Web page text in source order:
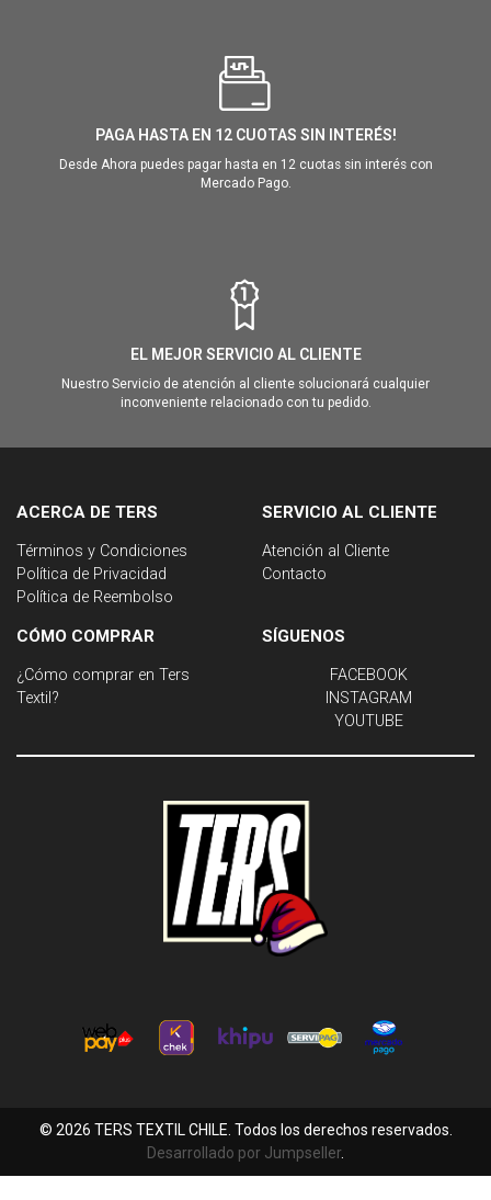
PAGA HASTA EN 12 CUOTAS SIN INTERÉS!
Desde Ahora puedes pagar hasta en 12 cuotas sin interés con
Mercado Pago.
EL MEJOR SERVICIO AL CLIENTE
Nuestro Servicio de atención al cliente solucionará cualquier
inconveniente relacionado con tu pedido.
ACERCA DE TERS
Términos y Condiciones
Política de Privacidad
Política de Reembolso
SERVICIO AL CLIENTE
Atención al Cliente
Contacto
CÓMO COMPRAR
¿Cómo comprar en Ters
Textil?
SÍGUENOS
FACEBOOK
INSTAGRAM
YOUTUBE
© 2026 TERS TEXTIL CHILE. Todos los derechos reservados.
Desarrollado por Jumpseller.